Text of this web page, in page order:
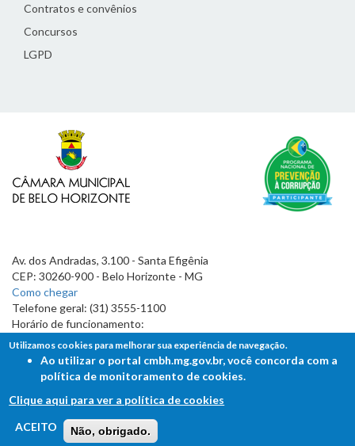
Contratos e convênios
Concursos
LGPD
Av. dos Andradas, 3.100 - Santa Efigênia
CEP: 30260-900 - Belo Horizonte - MG
Como chegar
Telefone geral: (31) 3555-1100
Horário de funcionamento:
7h às 19h
FALE COM A CÂMARA
Ouvidoria - Lei de Acesso à Informação
Utilizamos cookies para melhorar sua experiência de navegação.
Ao utilizar o portal cmbh.mg.gov.br, você concorda com a
política de monitoramento de cookies.
Clique aqui para ver a política de cookies
ACEITO
Não, obrigado.